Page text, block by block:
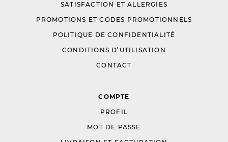
SATISFACTION ET ALLERGIES
PROMOTIONS ET CODES PROMOTIONNELS
POLITIQUE DE CONFIDENTIALITÉ
CONDITIONS D’UTILISATION
CONTACT
COMPTE
PROFIL
MOT DE PASSE